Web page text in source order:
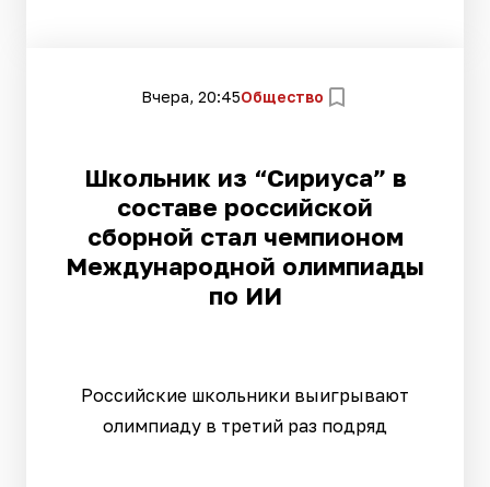
Вчера, 20:45Общество
Школьник из “Сириуса” в
составе российской
сборной стал чемпионом
Международной олимпиады
по ИИ
Российские школьники выигрывают
олимпиаду в третий раз подряд